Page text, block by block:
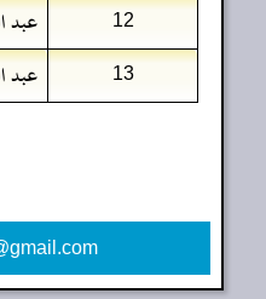
12 عبد
13 عبد